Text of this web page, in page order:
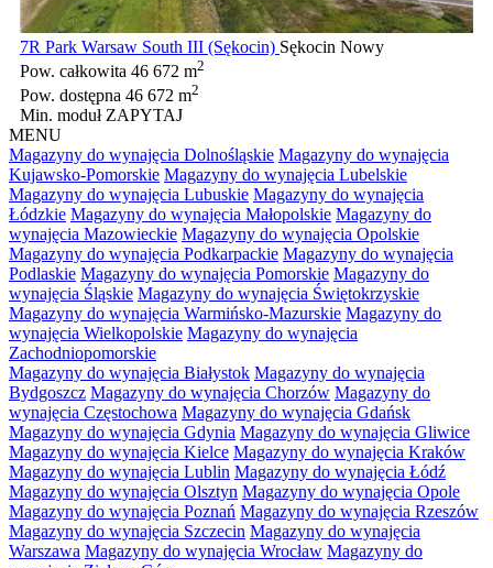
7R Park Warsaw South III (Sękocin) Sękocin Nowy
Pow. całkowita 46 672 m2
Pow. dostępna 46 672 m2
Min. moduł ZAPYTAJ
MENU
Magazyny do wynajęcia Dolnośląskie Magazyny do wynajęcia
Kujawsko-Pomorskie Magazyny do wynajęcia Lubelskie
Magazyny do wynajęcia Lubuskie Magazyny do wynajęcia
Łódzkie Magazyny do wynajęcia Małopolskie Magazyny do
wynajęcia Mazowieckie Magazyny do wynajęcia Opolskie
Magazyny do wynajęcia Podkarpackie Magazyny do wynajęcia
Podlaskie Magazyny do wynajęcia Pomorskie Magazyny do
wynajęcia Śląskie Magazyny do wynajęcia Świętokrzyskie
Magazyny do wynajęcia Warmińsko-Mazurskie Magazyny do
wynajęcia Wielkopolskie Magazyny do wynajęcia
Zachodniopomorskie
Magazyny do wynajęcia Białystok Magazyny do wynajęcia
Bydgoszcz Magazyny do wynajęcia Chorzów Magazyny do
wynajęcia Częstochowa Magazyny do wynajęcia Gdańsk
Magazyny do wynajęcia Gdynia Magazyny do wynajęcia Gliwice
Magazyny do wynajęcia Kielce Magazyny do wynajęcia Kraków
Magazyny do wynajęcia Lublin Magazyny do wynajęcia Łódź
Magazyny do wynajęcia Olsztyn Magazyny do wynajęcia Opole
Magazyny do wynajęcia Poznań Magazyny do wynajęcia Rzeszów
Magazyny do wynajęcia Szczecin Magazyny do wynajęcia
Warszawa Magazyny do wynajęcia Wrocław Magazyny do